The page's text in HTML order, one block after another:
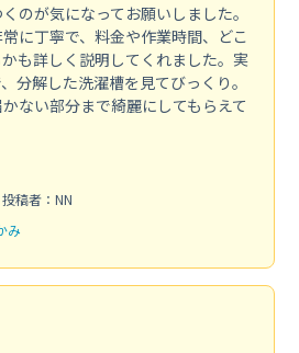
のが気になってお願いしました。
に丁寧で、料金や作業時間、どこ
も詳しく説明してくれました。実
分解した洗濯槽を見てびっくり。
ない部分まで綺麗にしてもらえて
投稿者：NN
み